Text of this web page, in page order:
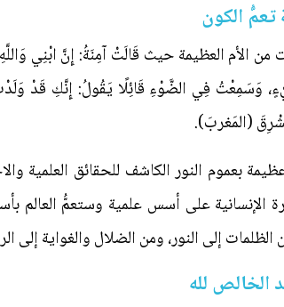
من الأم العظيمة حيث قَالَتْ آمِنَةُ: إِنَّ ابْنِي
وَسَمِعْتُ فِي الضَّوْءِ قَائِلًا يَقُولُ: إِنَّكِ قَدْ
(المَغربَ).
بعموم النور الكاشف للحقائق
الإنسانية على أسس علمية وستعمُّ العالم
الظلمات إلى النور، ومن الضلال والغواية إلى